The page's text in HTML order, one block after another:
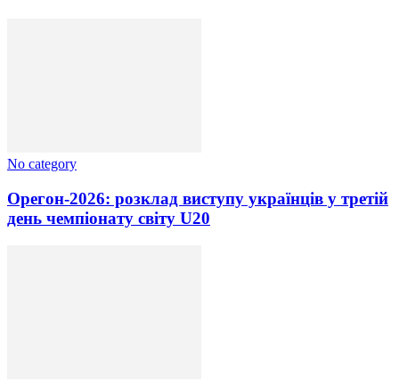
No category
Орегон-2026: розклад виступу українців у третій
день чемпіонату світу U20